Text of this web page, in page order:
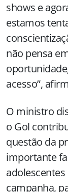
shows e
estamos
não pensa
acesso”,
O ministro
o Gol
questão da
importante
campanha,